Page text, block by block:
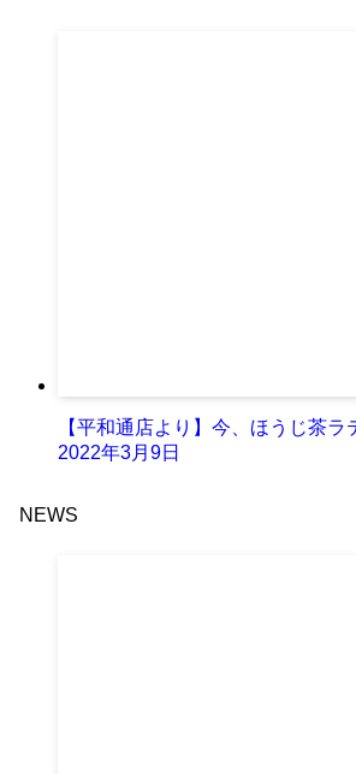
【平和通店より】今、ほうじ茶ラ
2022年3月9日
NEWS